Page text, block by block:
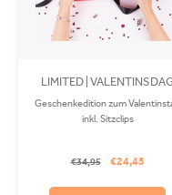
LIMITED |
(Dutch only)
Geschenkedition zum
inkl. Sitzclips
€34,95 €24,45